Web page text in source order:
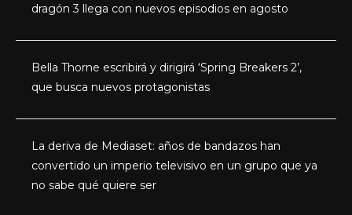
dragón 3 llega con nuevos episodios en agosto
Bella Thorne escribirá y dirigirá ‘Spring Breakers 2’,
que busca nuevos protagonistas
La deriva de Mediaset: años de bandazos han
convertido un imperio televisivo en un grupo que ya
no sabe qué quiere ser